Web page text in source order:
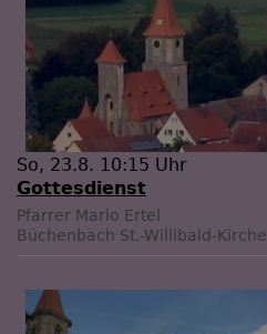
So, 23.8. 10:15 Uhr
Gottesdienst
Pfarrer Mario Ertel
Büchenbach St.-Willibald-Kirche